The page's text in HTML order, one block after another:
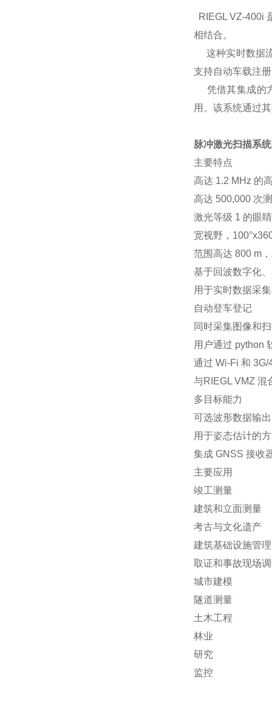
RIEGL VZ-400i
相结合。
这种实时数据流
支持自动车载注
凭借其集成的
用。该系统通过
脉冲激光扫描系
主要特点
高达 1.2 MHz 的
高达 500,000 次
激光等级 1 的眼
宽视野，
范围高达 800 m
基于回波数字化
用于实时数据采
自动登车登记
同时采集图像和
用户通过 python
通过 Wi-Fi 和 3G/
与RIEGL VMZ 混
多目标能力
可选波形数据输出
用于姿态估计的
集成 GNSS 接收
主要应用
竣工测量
建筑和立面测量
考古与文化遗产
建筑基础设施管
取证和事故现场
城市建模
隧道测量
土木工程
林业
研究
监控